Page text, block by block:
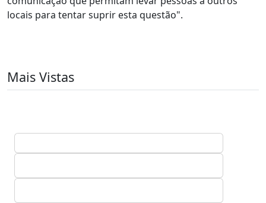
locais para tentar suprir esta questão".
Mais Vistas